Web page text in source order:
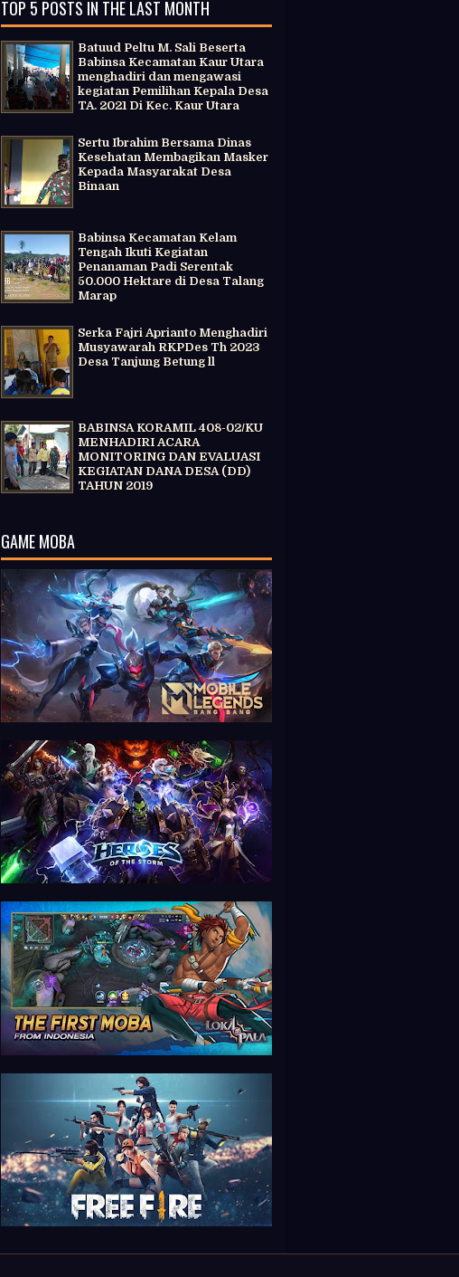
TOP 5 POSTS IN THE LAST MONTH
Batuud Peltu M. Sali Beserta
Babinsa Kecamatan Kaur Utara
menghadiri dan mengawasi
kegiatan Pemilihan Kepala Desa
TA. 2021 Di Kec. Kaur Utara
Sertu Ibrahim Bersama Dinas
Kesehatan Membagikan Masker
Kepada Masyarakat Desa
Binaan
Babinsa Kecamatan Kelam
Tengah Ikuti Kegiatan
Penanaman Padi Serentak
50.000 Hektare di Desa Talang
Marap
Serka Fajri Aprianto Menghadiri
Musyawarah RKPDes Th 2023
Desa Tanjung Betung ll
BABINSA KORAMIL 408-02/KU
MENHADIRI ACARA
MONITORING DAN EVALUASI
KEGIATAN DANA DESA (DD)
TAHUN 2019
GAME MOBA